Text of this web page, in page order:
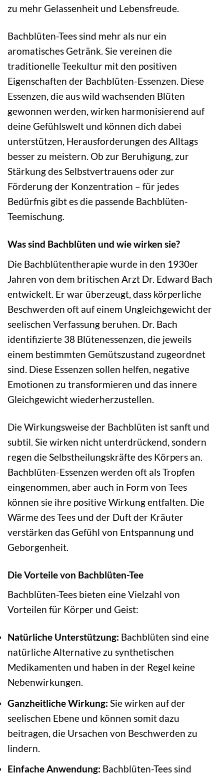
zu mehr Gelassenheit und Lebensfreude.
Bachblüten-Tees sind mehr als nur ein
aromatisches Getränk. Sie vereinen die
traditionelle Teekultur mit den positiven
Eigenschaften der Bachblüten-Essenzen. Diese
Essenzen, die aus wild wachsenden Blüten
gewonnen werden, wirken harmonisierend auf
deine Gefühlswelt und können dich dabei
unterstützen, Herausforderungen des Alltags
besser zu meistern. Ob zur Beruhigung, zur
Stärkung des Selbstvertrauens oder zur
Förderung der Konzentration – für jedes
Bedürfnis gibt es die passende Bachblüten-
Teemischung.
Was sind Bachblüten und wie wirken sie?
Die Bachblütentherapie wurde in den 1930er
Jahren von dem britischen Arzt Dr. Edward Bach
entwickelt. Er war überzeugt, dass körperliche
Beschwerden oft auf einem Ungleichgewicht der
seelischen Verfassung beruhen. Dr. Bach
identifizierte 38 Blütenessenzen, die jeweils
einem bestimmten Gemütszustand zugeordnet
sind. Diese Essenzen sollen helfen, negative
Emotionen zu transformieren und das innere
Gleichgewicht wiederherzustellen.
Die Wirkungsweise der Bachblüten ist sanft und
subtil. Sie wirken nicht unterdrückend, sondern
regen die Selbstheilungskräfte des Körpers an.
Bachblüten-Essenzen werden oft als Tropfen
eingenommen, aber auch in Form von Tees
können sie ihre positive Wirkung entfalten. Die
Wärme des Tees und der Duft der Kräuter
verstärken das Gefühl von Entspannung und
Geborgenheit.
Die Vorteile von Bachblüten-Tee
Bachblüten-Tees bieten eine Vielzahl von
Vorteilen für Körper und Geist:
Natürliche Unterstützung: Bachblüten sind eine
natürliche Alternative zu synthetischen
Medikamenten und haben in der Regel keine
Nebenwirkungen.
Ganzheitliche Wirkung: Sie wirken auf der
seelischen Ebene und können somit dazu
beitragen, die Ursachen von Beschwerden zu
lindern.
Einfache Anwendung: Bachblüten-Tees sind